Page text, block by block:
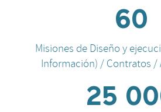
60
Misiones de Diseño y
Información) / Contratos /
25